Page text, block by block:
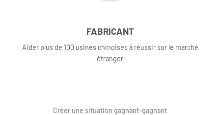
FABRICANT
Aider plus de 100 usines chinoises à réussir sur le marché
étranger
Créer une situation gagnant-gagnant